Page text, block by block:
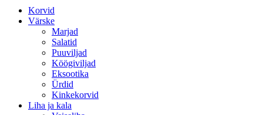
Korvid
Värske
Marjad
Salatid
Puuviljad
Köögiviljad
Eksootika
Ürdid
Kinkekorvid
Liha ja kala